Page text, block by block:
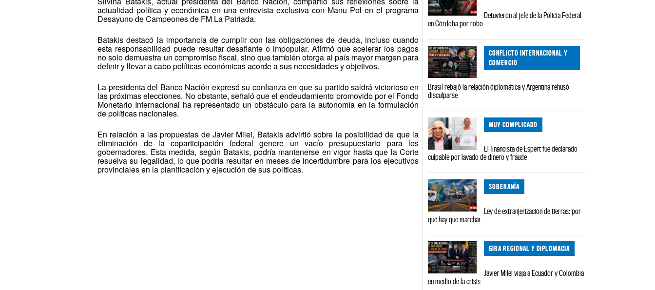
actualidad política y económica en una entrevista exclusiva con Manu Pol en el programa
Desayuno de Campeones de FM La Patriada.
Batakis destacó la importancia de cumplir con las obligaciones de deuda, incluso cuando
esta responsabilidad puede resultar desafiante o impopular. Afirmó que acelerar los pagos
no solo demuestra un compromiso fiscal, sino que también otorga al país mayor margen para
definir y llevar a cabo políticas económicas acorde a sus necesidades y objetivos.
La presidenta del Banco Nación expresó su confianza en que su partido saldrá victorioso en
las próximas elecciones. No obstante, señaló que el endeudamiento promovido por el Fondo
Monetario Internacional ha representado un obstáculo para la autonomía en la formulación
de políticas nacionales.
En relación a las propuestas de Javier Milei, Batakis advirtió sobre la posibilidad de que la
eliminación de la coparticipación federal genere un vacío presupuestario para los
gobernadores. Esta medida, según Batakis, podría mantenerse en vigor hasta que la Corte
resuelva su legalidad, lo que podría resultar en meses de incertidumbre para los ejecutivos
provinciales en la planificación y ejecución de sus políticas.
Detuvieron al jefe de la Policía Federal
en Córdoba por robo
CONFLICTO INTERNACIONAL Y
COMERCIO
Brasil rebajó la relación diplomática y Argentina rehusó
disculparse
MUY COMPLICADO
El financista de Espert fue declarado
culpable por lavado de dinero y fraude
SOBERANÍA
Ley de extranjerización de tierras: por
qué hay que marchar
GIRA REGIONAL Y DIPLOMACIA
Javier Milei viaja a Ecuador y Colombia
en medio de la crisis